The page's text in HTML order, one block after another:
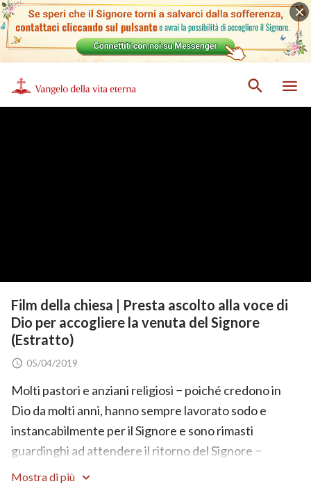
Film della chiesa | Presta ascolto alla voce di
Dio per accogliere la venuta del Signore
(Estratto)
05/04/2019
Molti pastori e anziani religiosi − poiché credono in
Dio da molti anni, hanno sempre lavorato sodo e
instancabilmente per il Signore e sono rimasti
guardinghi ad attendere il ritorno del Signore −
credono che, quando il Signore verrà, darà
Mostra di più